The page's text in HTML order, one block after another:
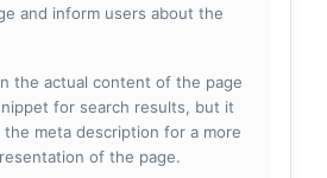
and inform users about the
the actual content of the page
for search results, but it
the meta description for a more
of the page.